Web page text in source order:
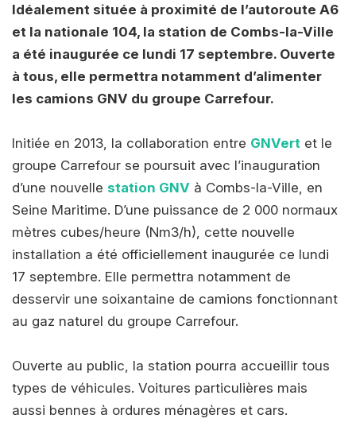
Idéalement située à proximité de l’autoroute A6
et la nationale 104, la station de Combs-la-Ville
a été inaugurée ce lundi 17 septembre. Ouverte
à tous, elle permettra notamment d’alimenter
les camions GNV du groupe Carrefour.
Initiée en 2013, la collaboration entre GNVert et le
groupe Carrefour se poursuit avec l’inauguration
d’une nouvelle station GNV à Combs-la-Ville, en
Seine Maritime. D’une puissance de 2 000 normaux
mètres cubes/heure (Nm3/h), cette nouvelle
installation a été officiellement inaugurée ce lundi
17 septembre. Elle permettra notamment de
desservir une soixantaine de camions fonctionnant
au gaz naturel du groupe Carrefour.
Ouverte au public, la station pourra accueillir tous
types de véhicules. Voitures particulières mais
aussi bennes à ordures ménagères et cars.